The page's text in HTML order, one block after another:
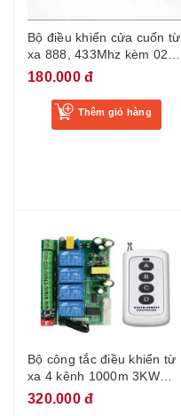
Bộ điều khiển cửa cuốn từ
xa 888, 433Mhz kèm 02
remote
180.000 đ
Thêm giỏ hàng
Bộ công tắc điều khiển từ
xa 4 kênh 1000m 3KW
AC85-256V bộ điều khiển
320.000 đ